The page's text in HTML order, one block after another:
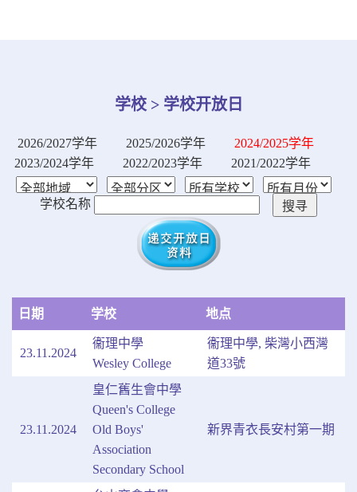
学校 > 学校开放日
2026/2027学年 2025/2026学年
2024/2025学年
2023/2024学年
2022/2023学年 2021/2022学年
学校名称
日期 学校 地点
23.11.2024
衞理中學
Wesley College
衞理中學, 柴灣小西灣
道33號
23.11.2024
皇仁舊生會中學
Queen's College
Old Boys'
Association
Secondary School
新界青衣長安村第一期